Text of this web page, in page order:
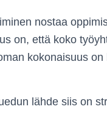
nostaa
on, että koko
kokonaisuus
lähde siis on